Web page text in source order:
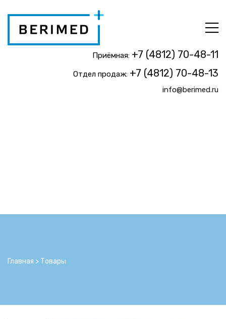
Приёмная: +7 (4812) 70-48-11
Отдел продаж: +7 (4812) 70-48-13
info@berimed.ru
Главная > Товары